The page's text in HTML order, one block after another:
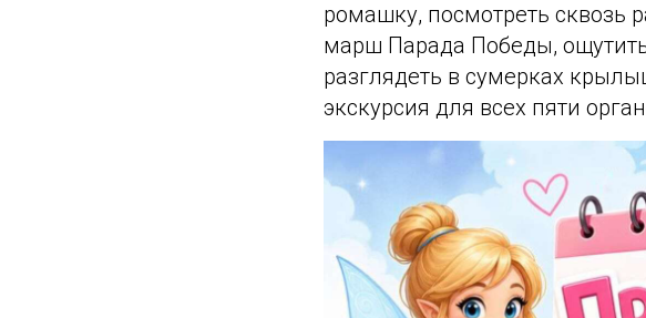
ромашку, посмотреть сквозь
марш Парада Победы,
разглядеть в сумерках
экскурсия для всех пяти